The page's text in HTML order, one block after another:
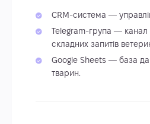
CRM-система —
Telegram-група — канал
складних запитів
Google Sheets — база
тварин.